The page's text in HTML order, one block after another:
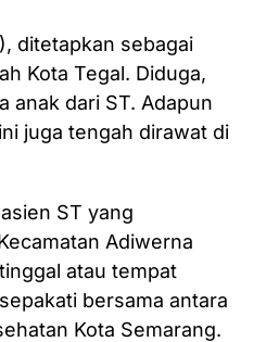
ditetapkan sebagai
Kota Tegal. Diduga,
anak dari ST. Adapun
juga tengah dirawat di
ST yang
Adiwerna
atau tempat
bersama antara
Kota Semarang.